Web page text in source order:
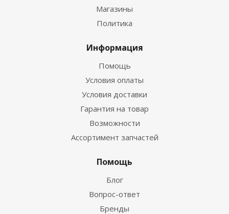
Магазины
Политика
Информация
Помощь
Условия оплаты
Условия доставки
Гарантия на товар
Возможности
Ассортимент запчастей
Помощь
Блог
Вопрос-ответ
Бренды